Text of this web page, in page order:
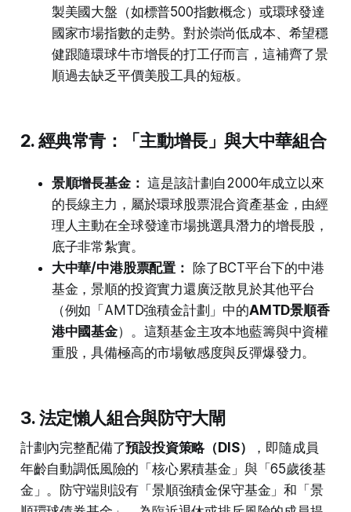
製美國大盤（如標普500指數概念）或環球發達
國家市場指數的走勢。對於崇尚低成本、希望穩
健跟隨環球牛市增長的打工仔而言，這補齊了景
順過去缺乏平價美股工具的短板。
2. 經典常青：「主動增長」與大中華組合
景順增長基金： 這是該計劃自2000年成立以來
的長線主力，屬於環球股票混合資產基金，由經
理人主動在全球發達市場挑選具潛力的增長股，
底子非常紮實。
大中華/中港股票配置：
除了BCT平台下的中港
基金，景順的投資實力還廣泛散見於其他平台
（例如「AMTD強積金計劃」中的AMTD景順香
港中國基金）。這類基金主攻本地藍籌與中資權
重股，具備極高的市場敏感度與反彈爆發力。
3. 法定懶人組合與防守大閘
計劃內完整配備了預設投資策略（DIS）
，即隨成員
年齡自動調低風險的「核心累積基金」與「65歲後基
金」。防守端則設有「景順強積金保守基金」和「景